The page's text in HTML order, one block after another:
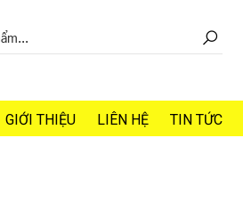
GIỚI THIỆU LIÊN HỆ TIN TỨC